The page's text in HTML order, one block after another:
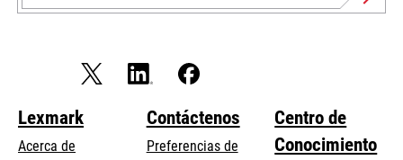
Lexmark
Acerca de
Contáctenos
Preferencias de
Centro de
Conocimiento